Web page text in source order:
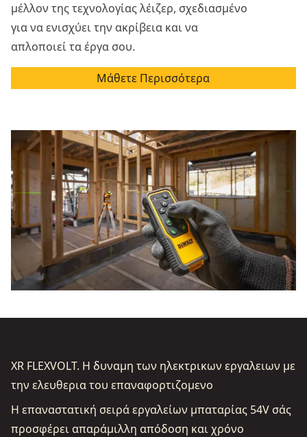
μέλλον της τεχνολογίας λέιζερ, σχεδιασμένο
για να ενισχύει την ακρίβεια και να
απλοποιεί τα έργα σου.
Μάθετε Περισσότερα
XR FLEXVOLT. Η δυναμη των ηλεκτρικων εργαλειων με
την ελευθερια του επαναφορτιζομενο
Η επαναστατική σειρά εργαλείων μπαταρίας 54V σάς
προσφέρει απαράμιλλη απόδοση και χρόνο